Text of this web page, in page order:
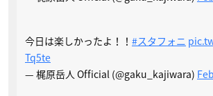
今日は楽しかったよ！！ #スタフォニ
Tq5te
— 梶原岳人 Official (@gaku_kajiwara)